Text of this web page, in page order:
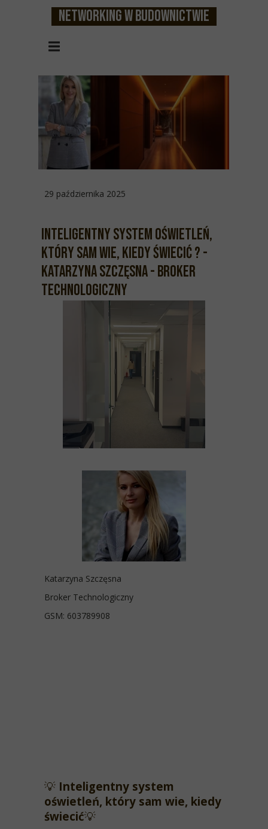
Networking w budownictwie
29 października 2025
Inteligentny system oświetleń,
który sam wie, kiedy świecić ? -
Katarzyna Szczęsna - Broker
Technologiczny
Katarzyna Szczęsna
Broker Technologiczny
GSM: 603789908
💡 Inteligentny system
oświetleń, który sam wie, kiedy
świecić💡